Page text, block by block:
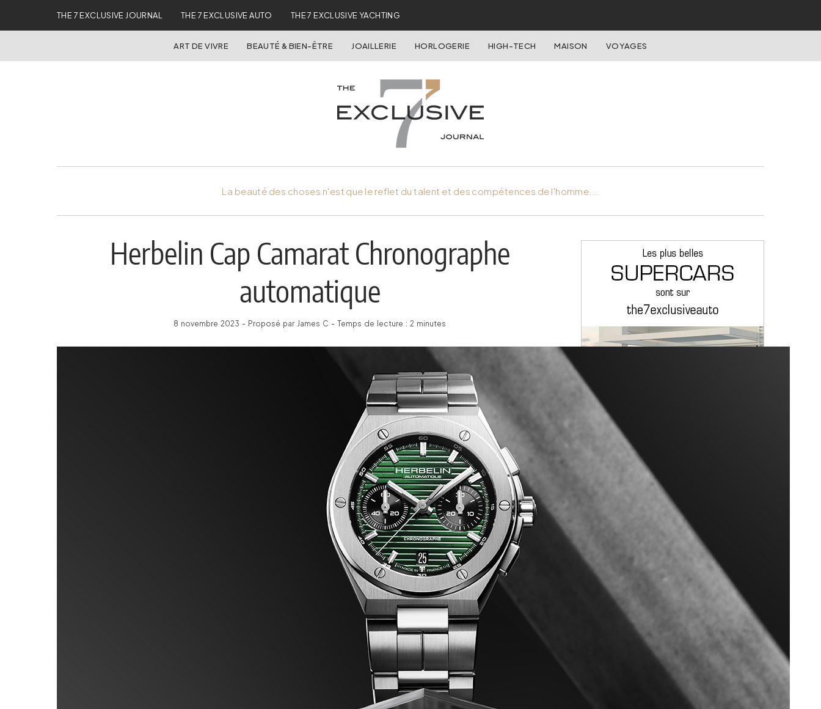
THE 7 EXCLUSIVE JOURNAL THE 7 EXCLUSIVE AUTO THE 7 EXCLUSIVE YACHTING
ART DE VIVRE BEAUTÉ & BIEN-ÊTRE JOAILLERIE HORLOGERIE HIGH-TECH MAISON VOYAGES
La beauté des choses n'est que le reflet du talent et des compétences de l'homme...
Herbelin Cap Camarat Chronographe
automatique
8 novembre 2023 - Proposé par James C - Temps de lecture : 2 minutes